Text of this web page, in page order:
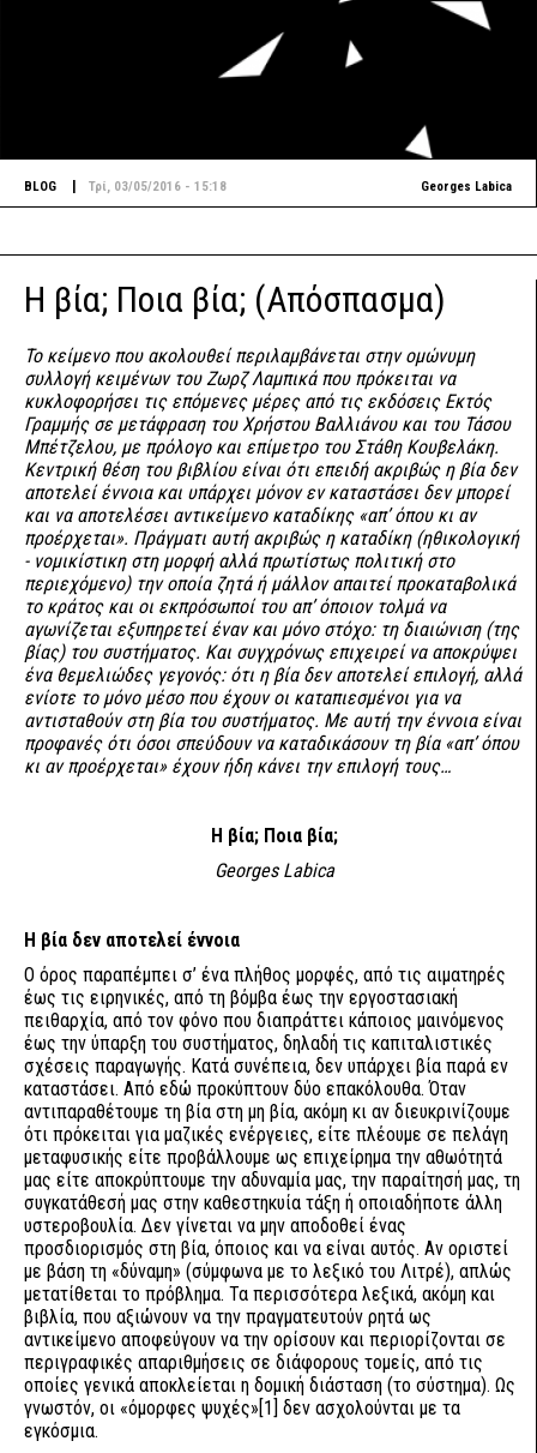
BLOG Τρί, 03/05/2016 - 15:18 Georges Labica
H βία; Ποια βία; (Απόσπασμα)
Το κείμενο που ακολουθεί περιλαμβάνεται στην ομώνυμη
συλλογή κειμένων του Ζωρζ Λαμπικά που πρόκειται να
κυκλοφορήσει τις επόμενες μέρες από τις εκδόσεις Εκτός
Γραμμής σε μετάφραση του Χρήστου Βαλλιάνου και του Τάσου
Μπέτζελου, με πρόλογο και επίμετρο του Στάθη Κουβελάκη.
Κεντρική θέση του βιβλίου είναι ότι επειδή ακριβώς η βία δεν
αποτελεί έννοια και υπάρχει μόνον εν καταστάσει δεν μπορεί
και να αποτελέσει αντικείμενο καταδίκης «απ’ όπου κι αν
προέρχεται». Πράγματι αυτή ακριβώς η καταδίκη (ηθικολογική
- νομικίστικη στη μορφή αλλά πρωτίστως πολιτική στο
περιεχόμενο) την οποία ζητά ή μάλλον απαιτεί προκαταβολικά
το κράτος και οι εκπρόσωποί του απ’ όποιον τολμά να
αγωνίζεται εξυπηρετεί έναν και μόνο στόχο: τη διαιώνιση (της
βίας) του συστήματος. Και συγχρόνως επιχειρεί να αποκρύψει
ένα θεμελιώδες γεγονός: ότι η βία δεν αποτελεί επιλογή, αλλά
ενίοτε το μόνο μέσο που έχουν οι καταπιεσμένοι για να
αντισταθούν στη βία του συστήματος. Με αυτή την έννοια είναι
προφανές ότι όσοι σπεύδουν να καταδικάσουν τη βία «απ’ όπου
κι αν προέρχεται» έχουν ήδη κάνει την επιλογή τους…
H βία; Ποια βία;
Georges Labica
Η βία δεν αποτελεί έννοια
Ο όρος παραπέμπει σ’ ένα πλήθος μορφές, από τις αιματηρές
έως τις ειρηνικές, από τη βόμβα έως την εργοστασιακή
πειθαρχία, από τον φόνο που διαπράττει κάποιος μαινόμενος
έως την ύπαρξη του συστήματος, δηλαδή τις καπιταλιστικές
σχέσεις παραγωγής. Κατά συνέπεια, δεν υπάρχει βία παρά εν
καταστάσει. Από εδώ προκύπτουν δύο επακόλουθα. Όταν
αντιπαραθέτουμε τη βία στη μη βία, ακόμη κι αν διευκρινίζουμε
ότι πρόκειται για μαζικές ενέργειες, είτε πλέουμε σε πελάγη
μεταφυσικής είτε προβάλλουμε ως επιχείρημα την αθωότητά
μας είτε αποκρύπτουμε την αδυναμία μας, την παραίτησή μας, τη
συγκατάθεσή μας στην καθεστηκυία τάξη ή οποιαδήποτε άλλη
υστεροβουλία. Δεν γίνεται να μην αποδοθεί ένας
προσδιορισμός στη βία, όποιος και να είναι αυτός. Αν οριστεί
με βάση τη «δύναμη» (σύμφωνα με το λεξικό του Λιτρέ), απλώς
μετατίθεται το πρόβλημα. Τα περισσότερα λεξικά, ακόμη και
βιβλία, που αξιώνουν να την πραγματευτούν ρητά ως
αντικείμενο αποφεύγουν να την ορίσουν και περιορίζονται σε
περιγραφικές απαριθμήσεις σε διάφορους τομείς, από τις
οποίες γενικά αποκλείεται η δομική διάσταση (το σύστημα). Ως
γνωστόν, οι «όμορφες ψυχές»[1] δεν ασχολούνται με τα
εγκόσμια.